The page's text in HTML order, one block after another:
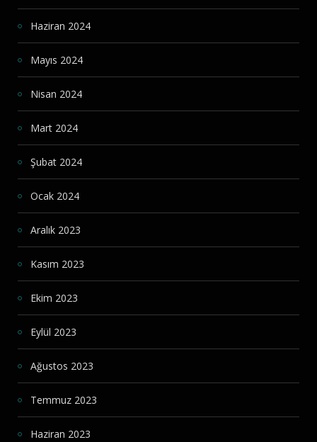
Haziran 2024
Mayıs 2024
Nisan 2024
Mart 2024
Şubat 2024
Ocak 2024
Aralık 2023
Kasım 2023
Ekim 2023
Eylül 2023
Ağustos 2023
Temmuz 2023
Haziran 2023